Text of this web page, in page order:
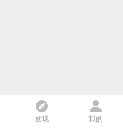
发现 我的